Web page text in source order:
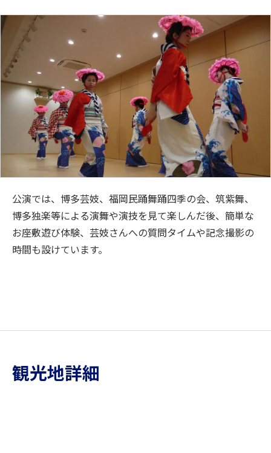
公演では、博多芸妓、福岡民踊舞踊四季の会、筑紫舞、
博多独楽等による演舞や演技を見て楽しんだ後、簡単な
お座敷遊び体験、芸妓さんへの質問タイムや記念撮影の
時間も設けています。
観光地詳細